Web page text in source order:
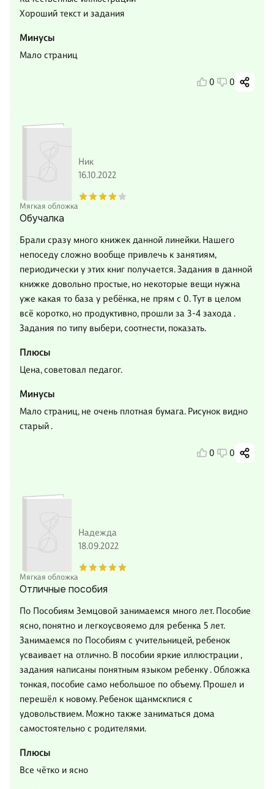
Хороший текст и задания
Минусы
Мало страниц
0 0
Мягкая обложка
Ник
16.10.2022
Обучалка
Брали сразу много книжек данной линейки. Нашего
непоседу сложно вообще привлечь к занятиям,
периодически у этих книг получается. Задания в данной
книжке довольно простые, но некоторые вещи нужна
уже какая то база у ребёнка, не прям с 0. Тут в целом
всё коротко, но продуктивно, прошли за 3-4 захода .
Задания по типу выбери, соотнести, показать.
Плюсы
Цена, советовал педагог.
Минусы
Мало страниц, не очень плотная бумага. Рисунок видно
старый .
0 0
Мягкая обложка
Надежда
18.09.2022
Отличные пособия
По Пособиям Земцовой занимаемся много лет. Пособие
ясно, понятно и легкоусвояемо для ребенка 5 лет.
Занимаемся по Пособиям с учительницей, ребенок
усваивает на отлично. В пособии яркие иллюстрации ,
задания написаны понятным языком ребенку . Обложка
тонкая, пособие само небольшое по объему. Прошел и
перешёл к новому. Ребенок щанмскпися с
удовольствием. Можно также заниматься дома
самостоятельно с родителями.
Плюсы
Все чётко и ясно